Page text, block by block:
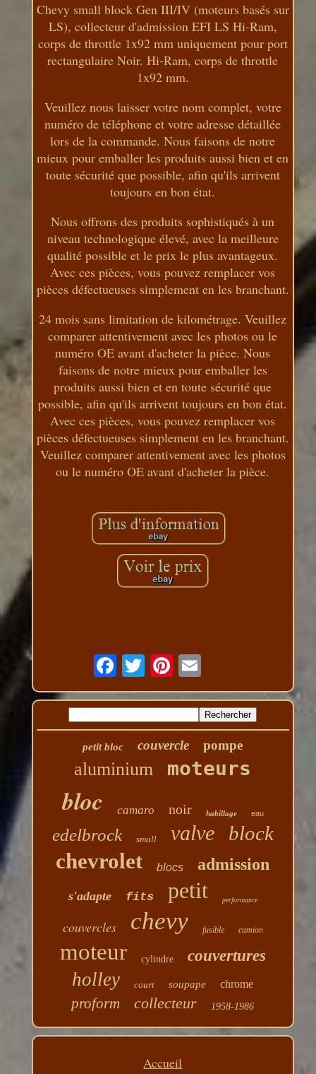
Chevy small block Gen III/IV (moteurs basés sur
LS), collecteur d'admission EFI LS Hi-Ram,
corps de throttle 1x92 mm uniquement pour port
rectangulaire Noir. Hi-Ram, corps de throttle
1x92 mm.
Veuillez nous laisser votre nom complet, votre
numéro de téléphone et votre adresse détaillée
lors de la commande. Nous faisons de notre
mieux pour emballer les produits aussi bien et en
toute sécurité que possible, afin qu'ils arrivent
toujours en bon état.
Nous offrons des produits sophistiqués à un
niveau technologique élevé, avec la meilleure
qualité possible et le prix le plus avantageux.
Avec ces pièces, vous pouvez remplacer vos
pièces défectueuses simplement en les branchant.
24 mois sans limitation de kilométrage. Veuillez
comparer attentivement avec les photos ou le
numéro OE avant d'acheter la pièce. Nous
faisons de notre mieux pour emballer les
produits aussi bien et en toute sécurité que
possible, afin qu'ils arrivent toujours en bon état.
Avec ces pièces, vous pouvez remplacer vos
pièces défectueuses simplement en les branchant.
Veuillez comparer attentivement avec les photos
ou le numéro OE avant d'acheter la pièce.
petit bloc couvercle pompe
aluminium moteurs
bloc camaro noir habillage eau
edelbrock small valve block
chevrolet blocs admission
s'adapte fits petit performance
couvercles chevy fusible camion
moteur cylindre couvertures
holley court soupape chrome
proform collecteur 1958-1986
Accueil